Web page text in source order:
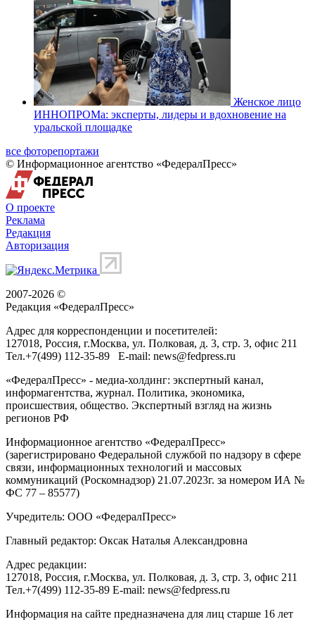
Женское лицо
ИННОПРОМа: эксперты, лидеры и вдохновение на
уральской площадке
все фоторепортажи
© Информационное агентство «ФедералПресс»
О проекте
Реклама
Редакция
Авторизация
2007-2026 ©
Редакция «ФедералПресс»
Адрес для корреспонденции и посетителей:
127018, Россия, г.Москва, ул. Полковая, д. 3, стр. 3, офис 211
Тел.+7(499) 112-35-89 E-mail: news@fedpress.ru
«ФедералПресс» - медиа-холдинг: экспертный канал,
информагентства, журнал. Политика, экономика,
происшествия, общество. Экспертный взгляд на жизнь
регионов РФ
Информационное агентство «ФедералПресс»
(зарегистрировано Федеральной службой по надзору в сфере
связи, информационных технологий и массовых
коммуникаций (Роскомнадзор) 21.07.2023г. за номером ИА №
ФС 77 – 85577)
Учредитель: ООО «ФедералПресс»
Главный редактор: Оксак Наталья Александровна
Адрес редакции:
127018, Россия, г.Москва, ул. Полковая, д. 3, стр. 3, офис 211
Тел.+7(499) 112-35-89 E-mail: news@fedpress.ru
Информация на сайте предназначена для лиц старше 16 лет